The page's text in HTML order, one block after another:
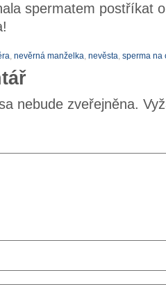
spermatem postříkat
, nevěrná manželka, nevěsta, sperma na
nebude zveřejněna.